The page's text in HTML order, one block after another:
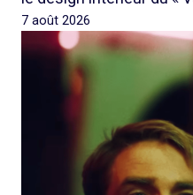
7 août 2026